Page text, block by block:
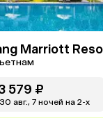
579 ₽
авг., 7 ночей на 2-x